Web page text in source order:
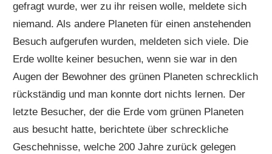
gefragt wurde, wer zu ihr reisen wolle, meldete sich
niemand. Als andere Planeten für einen anstehenden
Besuch aufgerufen wurden, meldeten sich viele. Die
Erde wollte keiner besuchen, wenn sie war in den
Augen der Bewohner des grünen Planeten schrecklich
rückständig und man konnte dort nichts lernen. Der
letzte Besucher, der die Erde vom grünen Planeten
aus besucht hatte, berichtete über schreckliche
Geschehnisse, welche 200 Jahre zurück gelegen